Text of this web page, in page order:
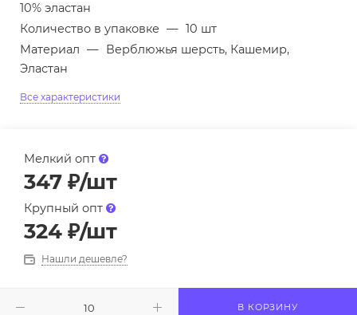
10% эластан
Количество в упаковке — 10 шт
Материал — Верблюжья шерсть, Кашемир,
Эластан
Все характеристики
Мелкий опт
347 ₽/шт
Крупный опт
324 ₽/шт
Нашли дешевле?
В КОРЗИНУ